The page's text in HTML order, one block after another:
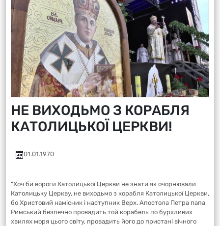
НЕ ВИХОДЬМО З КОРАБЛЯ
КАТОЛИЦЬКОЇ ЦЕРКВИ!
01.01.1970
“Хоч би вороги Католицької Церкви не знати як очорнювали
Католицьку Церкву, не виходьмо з корабля Католицької Церкви,
бо Христовий намісник і наступник Верх. Апостола Петра папа
Римський безпечно провадить той корабель по бурхливих
хвилях моря цього світу, провадить його до пристані вічного